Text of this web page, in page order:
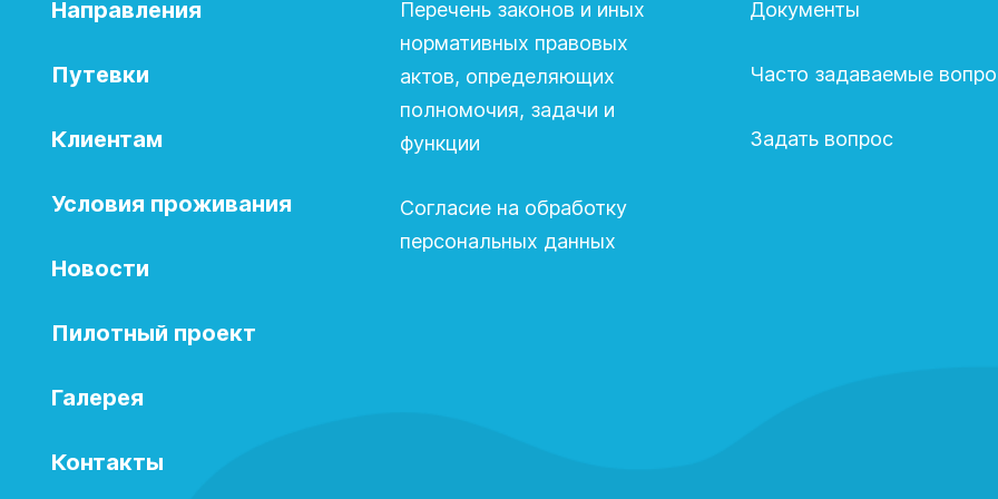
Направления
Путевки
Клиентам
Условия проживания
Новости
Пилотный проект
Галерея
Контакты
Перечень законов и иных
нормативных правовых
актов, определяющих
полномочия, задачи и
функции
Согласие на обработку
персональных данных
Документы
Часто задаваемые
Задать вопрос